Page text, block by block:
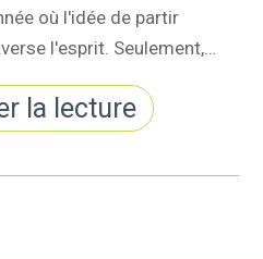
où l'idée de partir
l'esprit. Seulement,…
la lecture